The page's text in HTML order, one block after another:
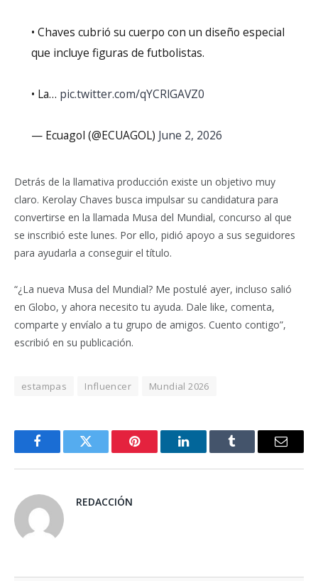
• Chaves cubrió su cuerpo con un diseño especial
que incluye figuras de futbolistas.
• La… pic.twitter.com/qYCRlGAVZ0
— Ecuagol (@ECUAGOL) June 2, 2026
Detrás de la llamativa producción existe un objetivo muy
claro. Kerolay Chaves busca impulsar su candidatura para
convertirse en la llamada Musa del Mundial, concurso al que
se inscribió este lunes. Por ello, pidió apoyo a sus seguidores
para ayudarla a conseguir el título.
“¿La nueva Musa del Mundial? Me postulé ayer, incluso salió
en Globo, y ahora necesito tu ayuda. Dale like, comenta,
comparte y envíalo a tu grupo de amigos. Cuento contigo”,
escribió en su publicación.
estampas Influencer Mundial 2026
FacebookTwitter Pinterest LinkedInTumblr Email
REDACCIÓN